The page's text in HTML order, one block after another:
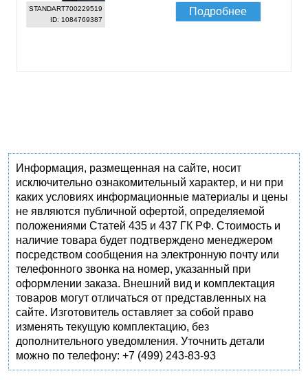
STANDART700229519
ID: 1084769387
Подробнее
Информация, размещенная на сайте, носит
исключительно ознакомительный характер, и ни при
каких условиях информационные материалы и цены
не являются публичной офертой, определяемой
положениями Статей 435 и 437 ГК РФ. Стоимость и
наличие товара будет подтверждено менеджером
посредством сообщения на электронную почту или
телефонного звонка на номер, указанный при
оформлении заказа. Внешний вид и комплектация
товаров могут отличаться от представленных на
сайте. Изготовитель оставляет за собой право
изменять текущую комплектацию, без
дополнительного уведомления. Уточнить детали
можно по телефону: +7 (499) 243-83-93